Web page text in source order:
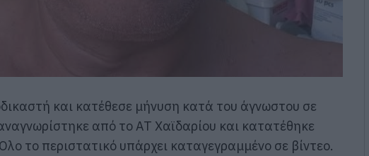
και κατέθεσε μήνυση κατά του άγνωστου σε
από το ΑΤ Χαϊδαρίου και κατατέθηκε
το περιστατικό υπάρχει καταγεγραμμένο σε βίντεο.